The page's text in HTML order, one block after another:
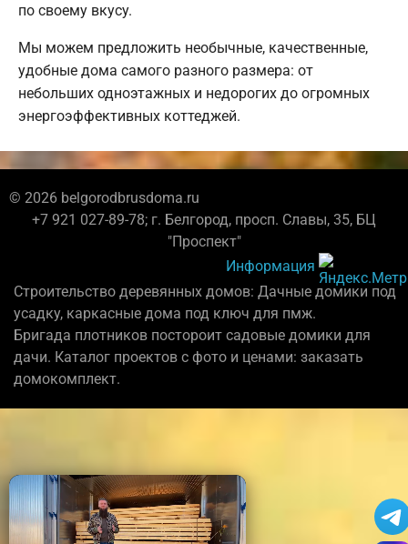
по своему вкусу.
Мы можем предложить необычные, качественные,
удобные дома самого разного размера: от
небольших одноэтажных и недорогих до огромных
энергоэффективных коттеджей.
© 2026 belgorodbrusdoma.ru
+7 921 027-89-78; г. Белгород, просп. Славы, 35, БЦ
"Проспект"
Информация
Строительство деревянных домов: Дачные домики под
усадку, каркасные дома под ключ для пмж.
Бригада плотников постороит садовые домики для
дачи. Каталог проектов с фото и ценами: заказать
домокомплект.